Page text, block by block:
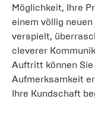
Möglichkeit, Ihre
einem völlig
verspielt,
cleverer
Auftritt können
Aufmerksamkeit
Ihre Kundschaft